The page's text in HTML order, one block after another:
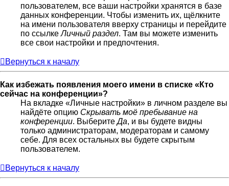
пользователем, все ваши настройки хранятся в базе
данных конференции. Чтобы изменить их, щёлкните
на имени пользователя вверху страницы и перейдите
по ссылкеЛичный раздел. Там вы можете изменить
все свои настройки и предпочтения.
Вернуться к началу
Как избежать появления моего имени в списке «Кто
сейчас на конференции»?
На вкладке «Личные настройки» в личном разделе вы
найдёте опцию Скрывать моё пребывание на
конференции. ВыберитеДа, и вы будете видны
только администраторам, модераторам и самому
себе. Для всех остальных вы будете скрытым
пользователем.
Вернуться к началу